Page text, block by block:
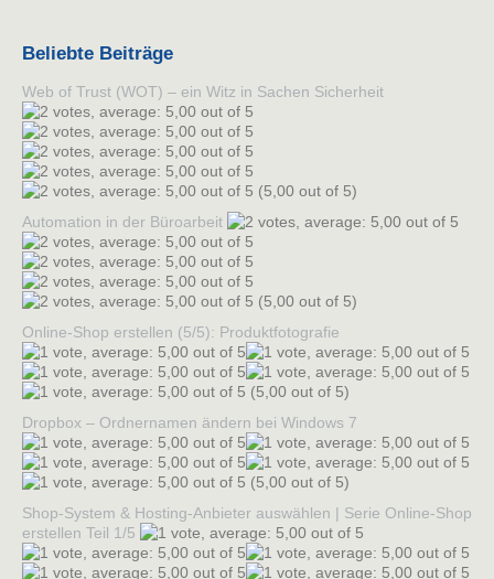
Beliebte Beiträge
Web of Trust (WOT) – ein Witz in Sachen Sicherheit
(5,00 out of 5)
Automation in der Büroarbeit
(5,00 out of 5)
Online-Shop erstellen (5/5): Produktfotografie
(5,00 out of 5)
Dropbox – Ordnernamen ändern bei Windows 7
(5,00 out of 5)
Shop-System & Hosting-Anbieter auswählen | Serie Online-Shop
erstellen Teil 1/5